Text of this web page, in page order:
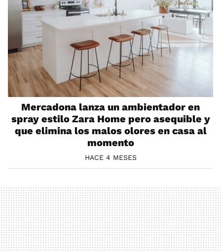
Mercadona lanza un ambientador en
spray estilo Zara Home pero asequible y
que elimina los malos olores en casa al
momento
HACE 4 MESES